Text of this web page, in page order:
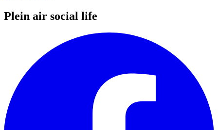
Plein air social life